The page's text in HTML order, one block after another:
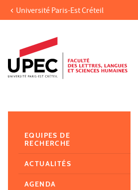
Aller au contenu
Accès directs
Recherche
Navigation secondaire
Université Paris-Est Créteil
EQUIPES DE
RECHERCHE
ACTUALITÉS
AGENDA